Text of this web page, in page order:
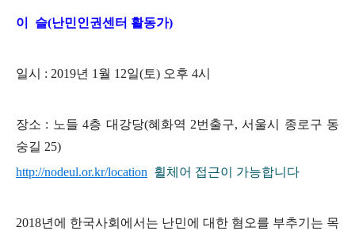
이 슬(난민인권센터 활동가)
일시 : 2019년 1 월 12일(토) 오후 4시
장소 : 노들4층 대강당(혜화역 2번출구,서울시 종로구 동
숭길 25)
http://nodeul.or.kr/location 휠체어 접근이 가능합니다
2018년에 한국사회에서는 난민에 대한 혐오를 부추기는 목